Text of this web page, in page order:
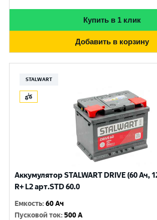
Купить в 1 клик
Добавить в корзину
STALWART
Аккумулятор STALWART DRIVE (60 Ач,
R+ L2 арт.STD 60.0
Емкость:60 Ач
Пусковой ток:500 A